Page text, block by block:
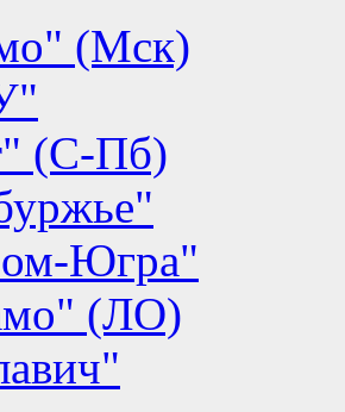
(Мск)
(С-Пб)
Югра"
(ЛО)